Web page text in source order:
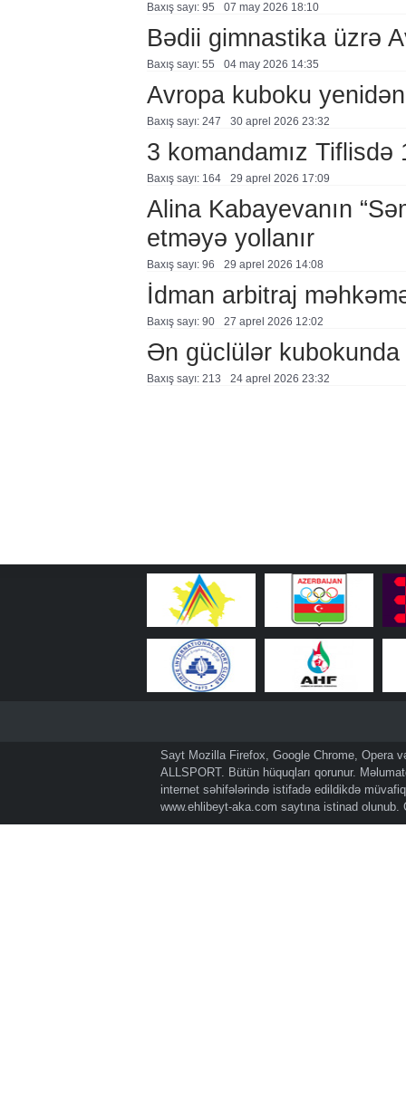
Baxış sayı: 95 07 may 2026 18:10
Bədii gimnastika üzrə
Baxış sayı: 55 04 may 2026 14:35
Avropa kuboku
Baxış sayı: 247 30 aprel 2026 23:32
3 komandamız Tiflisdə
Baxış sayı: 164 29 aprel 2026 17:09
Alina Kabayevanın
etməyə yollanır
Baxış sayı: 96 29 aprel 2026 14:08
İdman arbitraj
Baxış sayı: 90 27 aprel 2026 12:02
Ən güclülər kubokunda
Baxış sayı: 213 24 aprel 2026 23:32
Sayt Mozilla Firefox, Google Chrome, Opera
ALLSPORT. Bütün hüquqları qorunur.
internet səhifələrində istifadə edildikdə
www.ehlibeyt-aka.com saytına istinad olunub.